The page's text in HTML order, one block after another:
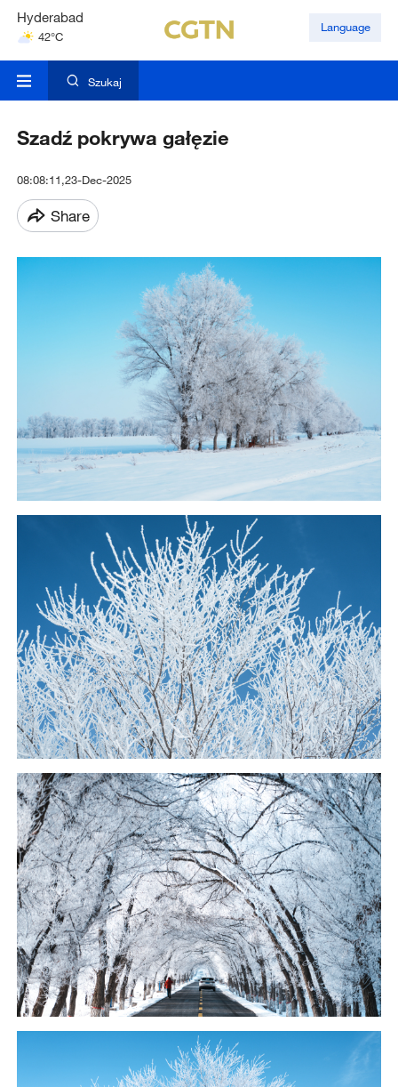
Hyderabad
42°C
Mumbai
Language
Szukaj
Szadź pokrywa gałęzie
08:08:11,23-Dec-2025
Share